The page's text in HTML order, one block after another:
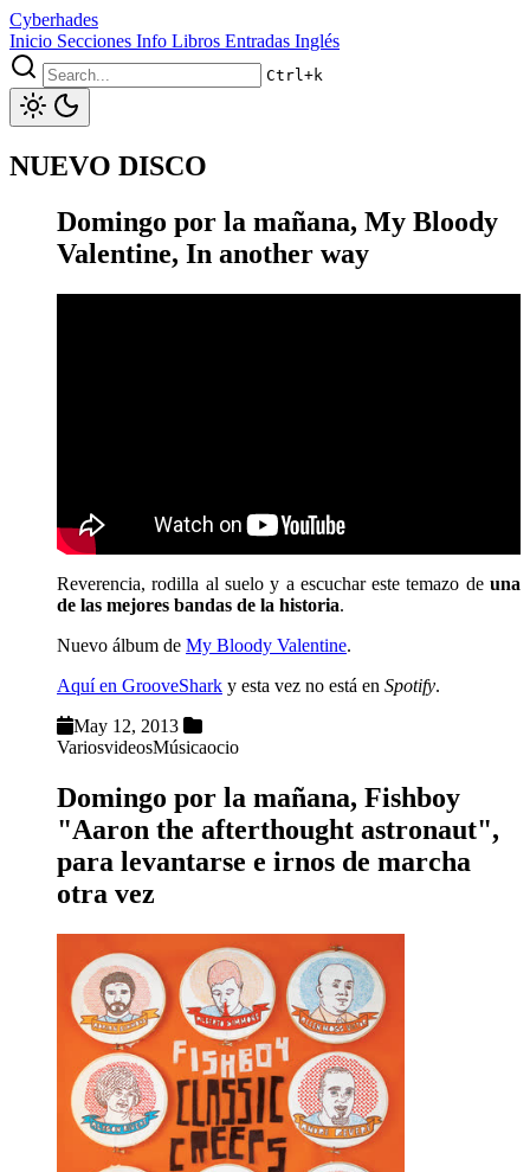
Cyberhades
Inicio Secciones Info Libros Entradas Inglés
Ctrl+k
NUEVO DISCO
Domingo por la mañana, My Bloody
Valentine, In another way
Reverencia, rodilla al suelo y a escuchar este temazo deuna
de las mejores bandas de la historia.
Nuevo álbum de My Bloody Valentine.
Aquí en GrooveShark y esta vez no está en Spotify.
May 12, 2013
VariosvideosMúsicaocio
Domingo por la mañana, Fishboy
"Aaron the afterthought astronaut",
para levantarse e irnos de marcha
otra vez